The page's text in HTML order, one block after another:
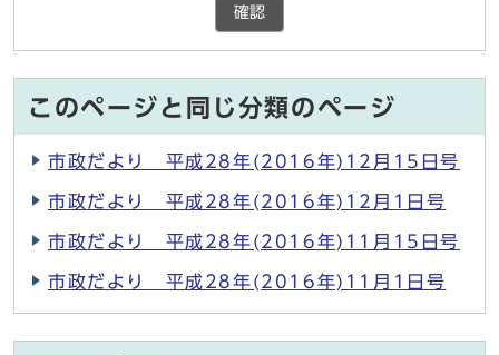
確認
このページと同じ分類のページ
市政だより 平成28年(2016年)12月15日号
市政だより 平成28年(2016年)12月1日号
市政だより 平成28年(2016年)11月15日号
市政だより 平成28年(2016年)11月1日号